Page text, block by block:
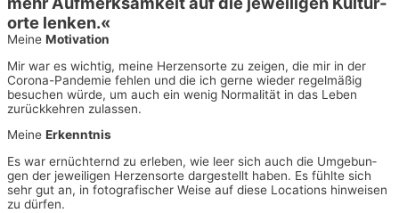
or­te lenken.«
Mei­ne Motivation
Mir war es wich­tig, mei­ne Her­zens­or­te zu zei­gen, die mir in der
Coro­na-Pan­de­mie feh­len und die ich ger­ne wie­der regel­mä­ßig
besu­chen wür­de, um auch ein wenig Nor­ma­li­tät in das Leben
zurück­keh­ren zulassen.
Mei­ne Erkenntnis
Es war ernüch­ternd zu erle­ben, wie leer sich auch die Umge­bun­
gen der jewei­li­gen Her­zens­or­te dar­ge­stellt haben. Es fühl­te sich
sehr gut an, in foto­gra­fi­scher Wei­se auf die­se Loca­ti­ons hin­wei­sen
zu dürfen.